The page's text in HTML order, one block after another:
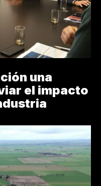
una
el impacto